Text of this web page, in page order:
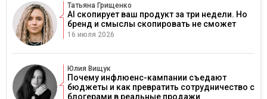
Татьяна Грищенко
AI скопирует ваш продукт за три недели. Но
бренд и смыслы скопировать не сможет
16 июля 2026
Юлия Вищук
Почему инфлюенс-кампании съедают
бюджеты и как превратить сотрудничество с
блогерами в реальные продажи